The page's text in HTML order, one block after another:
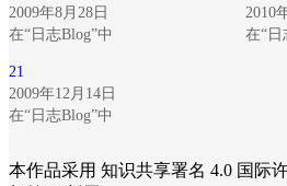
2009年8月28日
在“日志Blog”中
2010
在“日
21
2009年12月14日
在“日志Blog”中
本作品采用 知识共享署名 4.0 国际